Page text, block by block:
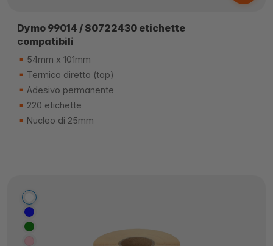
Dymo 99014 / S0722430 etichette
compatibili
54mm x 101mm
Termico diretto (top)
Adesivo permanente
220 etichette
Nucleo di 25mm